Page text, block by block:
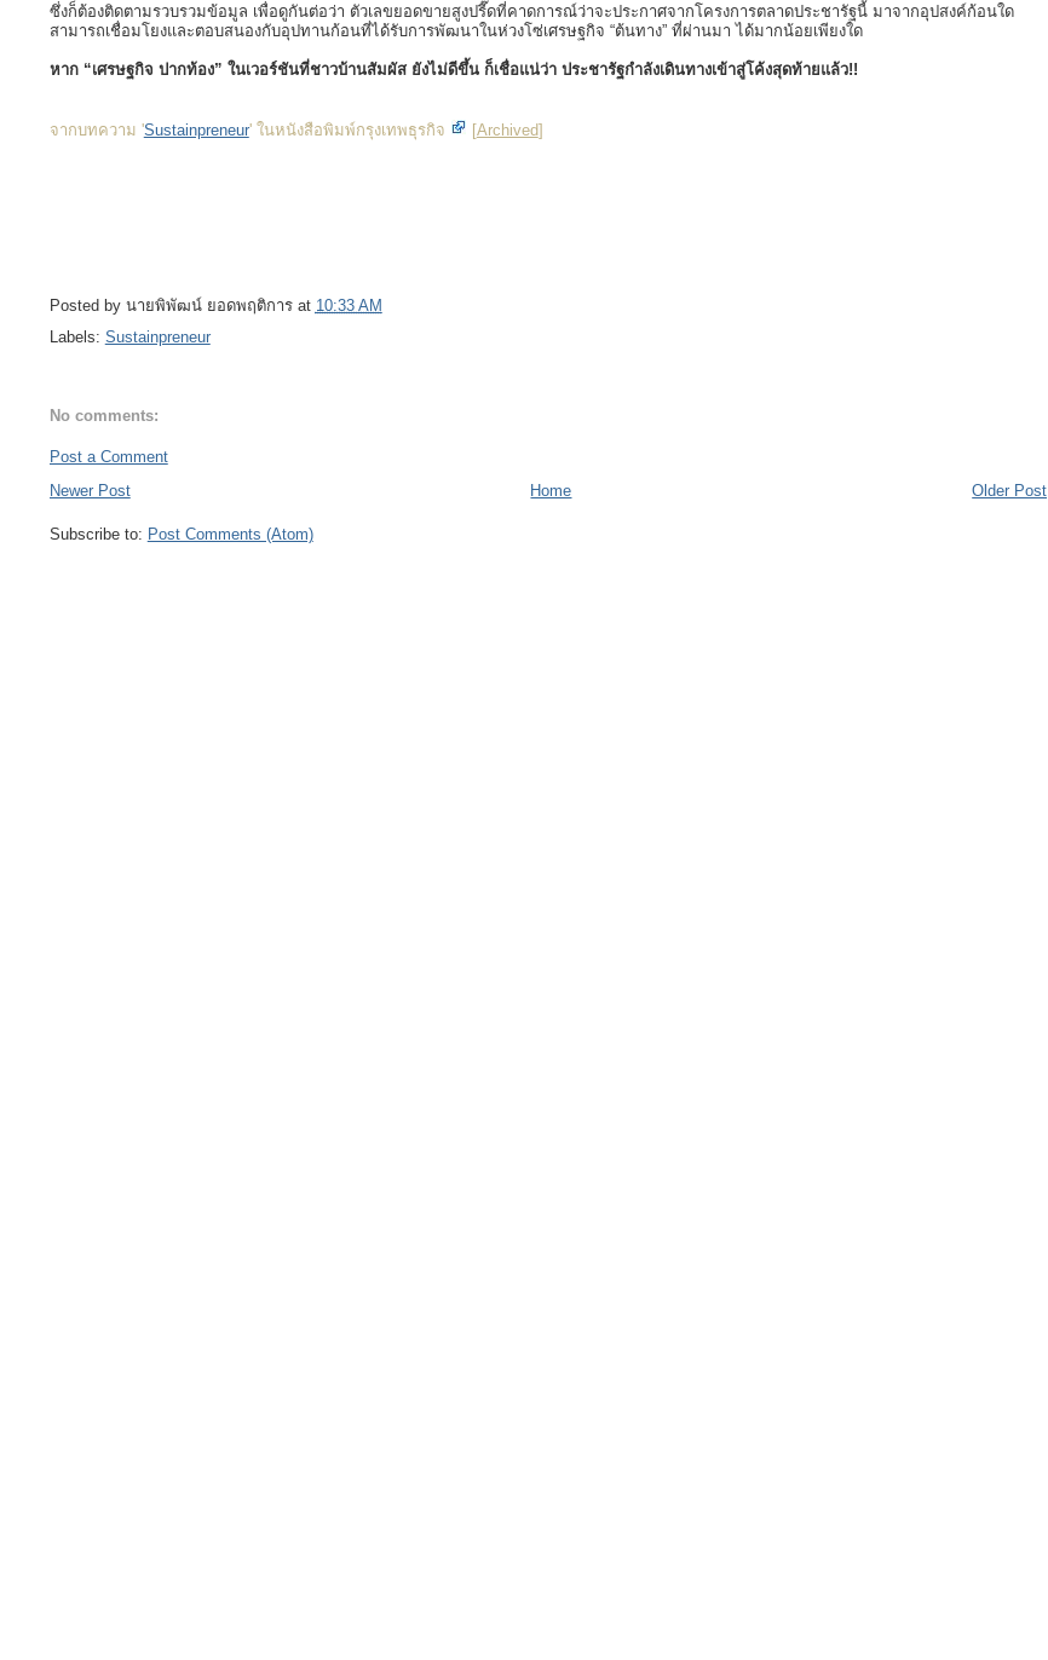
ซึ่งก็ต้องติดตามรวบรวมข้อมูล เพื่อดูกันต่อว่า ตัวเลขยอดขายสูงปรี๊ดที่คาดการณ์ว่าจะประกาศจากโครงการตลาดประชารัฐนี้ มาจากอุปสงค์ก้อนใด
สามารถเชื่อมโยงและตอบสนองกับอุปทานก้อนที่ได้รับการพัฒนาในห่วงโซ่เศรษฐกิจ “ต้นทาง” ที่ผ่านมา ได้มากน้อยเพียงใด
หาก “เศรษฐกิจ ปากท้อง” ในเวอร์ชันที่ชาวบ้านสัมผัส ยังไม่ดีขึ้น ก็เชื่อแน่ว่า ประชารัฐกำลังเดินทางเข้าสู่โค้งสุดท้ายแล้ว!!
จากบทความ 'Sustainpreneur' ในหนังสือพิมพ์กรุงเทพธุรกิจ [Archived]
Posted by นายพิพัฒน์ ยอดพฤติการ at 10:33 AM
Labels: Sustainpreneur
No comments:
Post a Comment
Newer Post
Older Post
Home
Subscribe to: Post Comments (Atom)